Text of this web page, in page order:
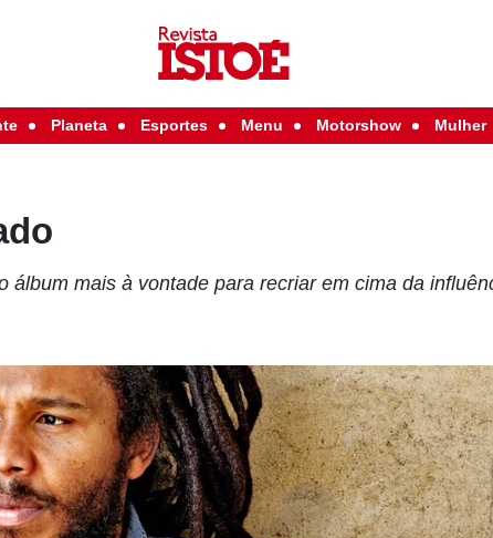
Planeta Esportes Menu Motorshow Mulher
álbum mais à vontade para recriar em cima da